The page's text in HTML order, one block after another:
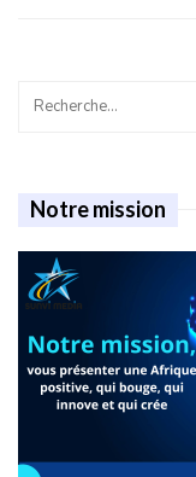
Notre mission